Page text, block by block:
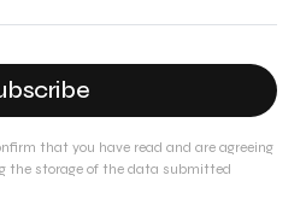
that you have read and are agreeing
the storage of the data submitted